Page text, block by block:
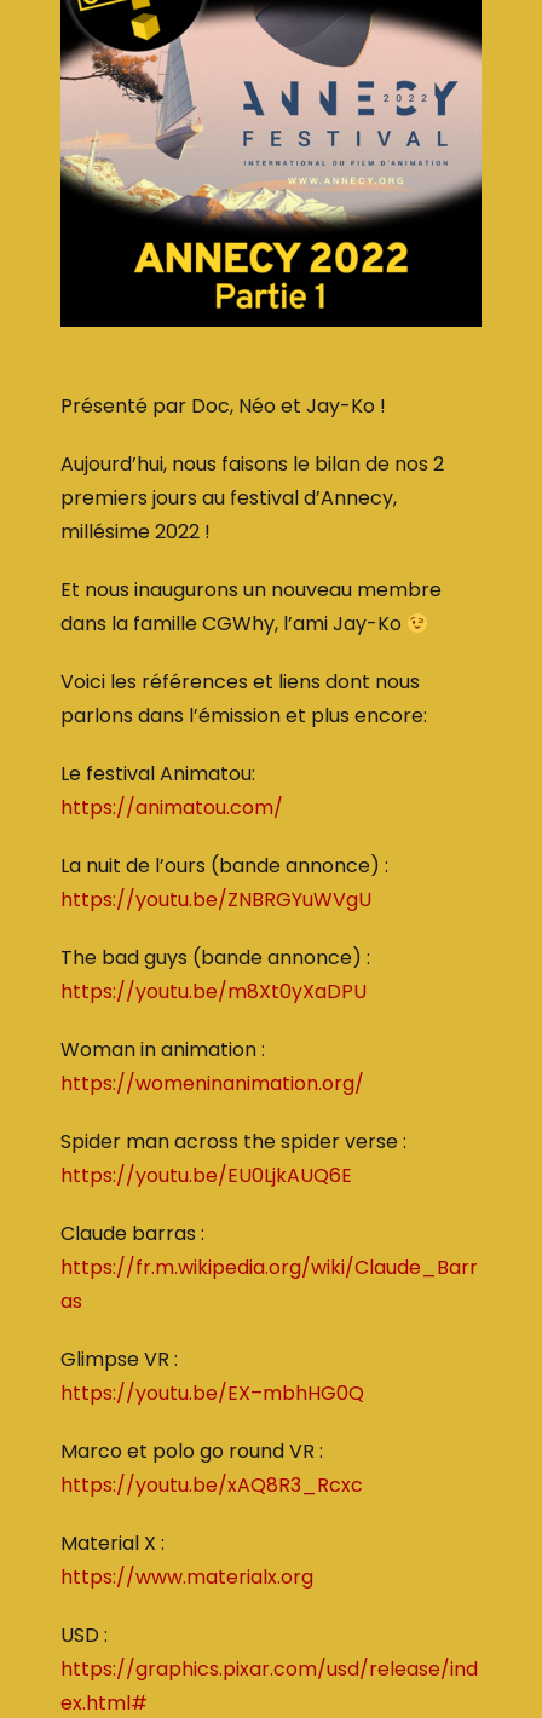
Présenté par Doc, Néo et Jay-Ko !
Aujourd’hui, nous faisons le bilan de nos 2
premiers jours au festival d’Annecy,
millésime 2022 !
Et nous inaugurons un nouveau membre
dans la famille CGWhy, l’ami Jay-Ko
Voici les références et liens dont nous
parlons dans l’émission et plus encore:
Le festival Animatou:
https://animatou.com/
La nuit de l’ours (bande annonce) :
https://youtu.be/ZNBRGYuWVgU
The bad guys (bande annonce) :
https://youtu.be/m8Xt0yXaDPU
Woman in animation :
https://womeninanimation.org/
Spider man across the spider verse :
https://youtu.be/EU0LjkAUQ6E
Claude barras :
https://fr.m.wikipedia.org/wiki/Claude_Barr
as
Glimpse VR :
https://youtu.be/EX–mbhHG0Q
Marco et polo go round VR :
https://youtu.be/xAQ8R3_Rcxc
Material X :
https://www.materialx.org
USD :
https://graphics.pixar.com/usd/release/ind
ex.html#